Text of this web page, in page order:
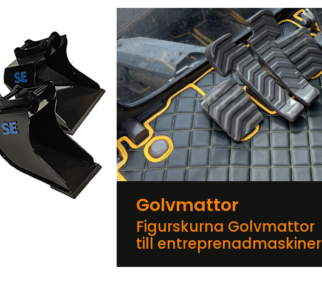
Golvmattor
Figurskurna Golvmattor
till entreprenadmaskiner